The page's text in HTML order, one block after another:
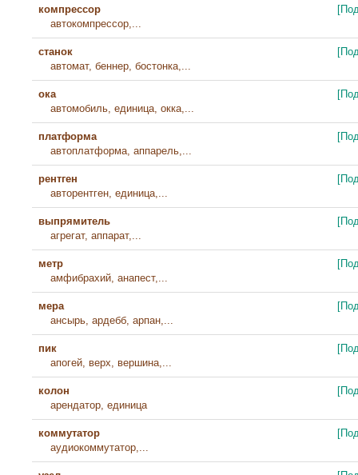
компрессор
автокомпрессор,...
станок
автомат, беннер, бостонка,...
ока
автомобиль, единица, окка,...
платформа
автоплатформа, аппарель,...
рентген
авторентген, единица,...
выпрямитель
агрегат, аппарат,...
метр
амфибрахий, анапест,...
мера
ансырь, ардебб, арпан,...
пик
апогей, верх, вершина,...
колон
арендатор, единица
коммутатор
аудиокоммутатор,...